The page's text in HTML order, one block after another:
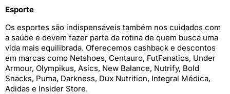
Esporte
Os esportes são indispensáveis também nos cuidados com
a saúde e devem fazer parte da rotina de quem busca uma
vida mais equilibrada. Oferecemos cashback e descontos
em marcas como Netshoes, Centauro, FutFanatics, Under
Armour, Olympikus, Asics, New Balance, Nutrify, Bold
Snacks, Puma, Darkness, Dux Nutrition, Integral Médica,
Adidas e Insider Store.